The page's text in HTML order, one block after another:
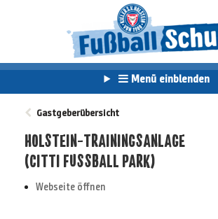
Menü einblenden
Gastgeberübersicht
HOLSTEIN-TRAININGSANLAGE
(CITTI FUSSBALL PARK)
Webseite öffnen